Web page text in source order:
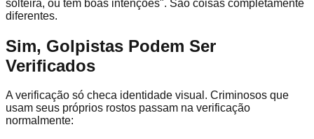
solteira, ou tem boas intenções". São coisas completamente
diferentes.
Sim, Golpistas Podem Ser
Verificados
A verificação só checa identidade visual. Criminosos que
usam seus próprios rostos passam na verificação
normalmente: